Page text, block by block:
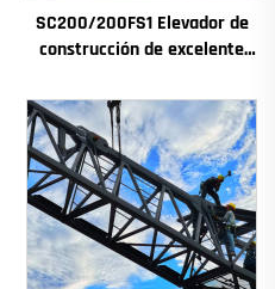
SC200/200FS1 Elevador de
construcción de excelente
pozos de ascensores,
destinado a Argelia